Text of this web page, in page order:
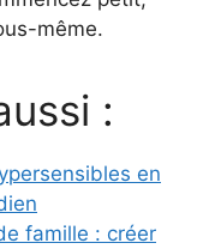
même.
:
en
famille : créer